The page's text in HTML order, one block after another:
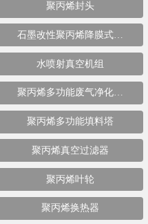
聚丙烯封头
石墨改性聚丙烯降膜式…
水喷射真空机组
聚丙烯多功能废气净化…
聚丙烯多功能填料塔
聚丙烯真空过滤器
聚丙烯叶轮
聚丙烯换热器